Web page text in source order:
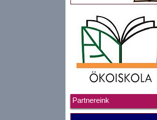
Partnereink